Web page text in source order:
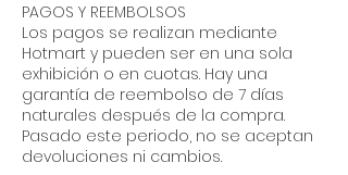
PAGOS Y REEMBOLSOS
Los pagos se realizan mediante
Hotmart y pueden ser en una sola
exhibición o en cuotas. Hay una
garantía de reembolso de 7 días
naturales después de la compra.
Pasado este periodo, no se aceptan
devoluciones ni cambios.